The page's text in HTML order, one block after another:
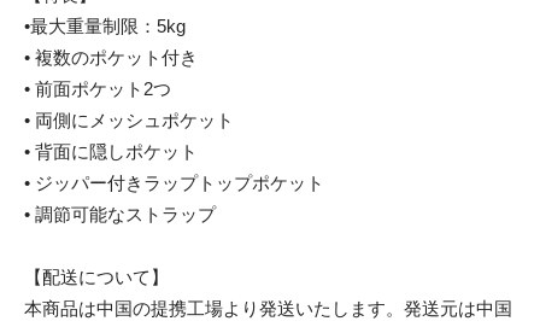
•最大重量制限：5kg
• 複数のポケット付き
• 前面ポケット2つ
• 両側にメッシュポケット
• 背面に隠しポケット
• ジッパー付きラップトップポケット
• 調節可能なストラップ
【配送について】
本商品は中国の提携工場より発送いたします。発送元は中国